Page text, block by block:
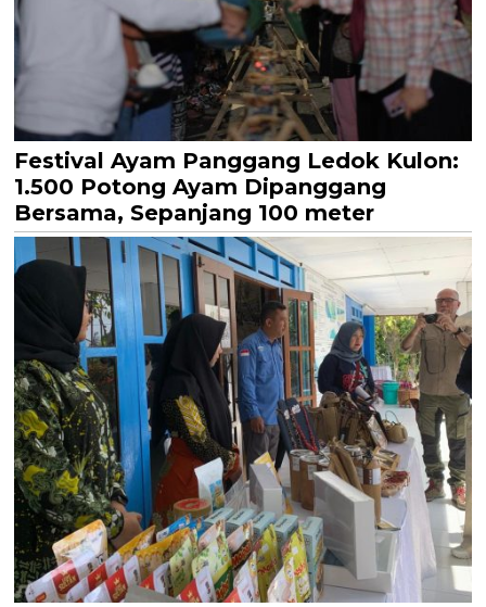
Festival Ayam Panggang Ledok Kulon:
1.500 Potong Ayam Dipanggang
Bersama, Sepanjang 100 meter